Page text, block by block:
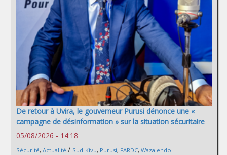
De retour à Uvira, le gouverneur Purusi dénonce une «
campagne de désinformation » sur la situation sécuritaire
05/08/2026 - 14:18
Sécurité, Actualité / Sud-Kivu, Purusi, FARDC, Wazalendo